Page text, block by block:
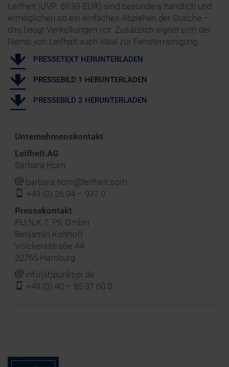
Leifheit (UVP: 69,99 EUR) sind besonders handlich und
ermöglichen so ein einfaches Abziehen der Dusche –
das beugt Verkalkungen vor. Zusätzlich eignet sich der
Nemo von Leifheit auch ideal zur Fensterreinigung.
PRESSETEXT HERUNTERLADEN
PRESSEBILD 1 HERUNTERLADEN
PRESSEBILD 2 HERUNTERLADEN
Unternehmenskontakt
Leifheit AG
Barbara Horn
j barbara.horn@leifheit.com
f +49 (0) 26 04 – 977 0
‍Pressekontakt
P.U.N.K.T. PR GmbH
Benjamin Kolthoff
Völckersstraße 44
22765 Hamburg
j info(at)punkt-pr.de
f +49 (0) 40 – 85 37 60 0